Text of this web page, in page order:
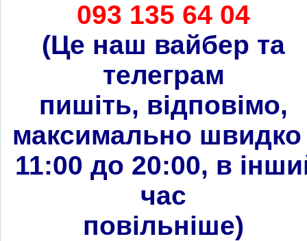
093 135 64 04
(Це наш вайбер та
телеграм
пишіть, відповімо,
максимально швидко
11:00 до 20:00, в
час
повільніше)